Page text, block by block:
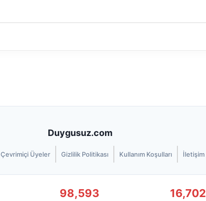
Duygusuz.com
Çevrimiçi Üyeler Gizlilik Politikası Kullanım Koşulları İletişim
98,593 16,702